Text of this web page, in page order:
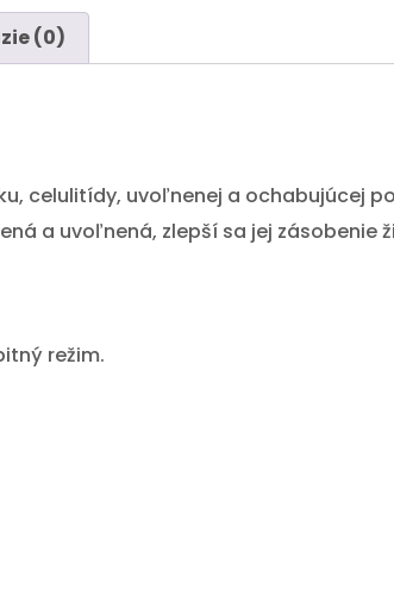
(0)
celulitídy, uvoľnenej a ochabujúcej
a uvoľnená, zlepší sa jej zásobenie
režim.